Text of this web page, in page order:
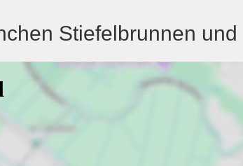
Stiefelbrunnen